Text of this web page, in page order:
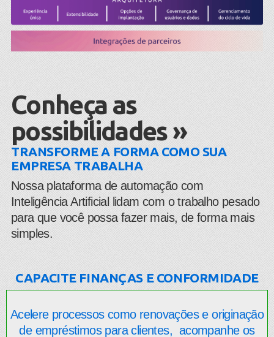
Conheça as
possibilidades »
TRANSFORME A FORMA COMO SUA
EMPRESA TRABALHA
​Nossa plataforma de automação com
Inteligência Artificial lidam com o trabalho pesado
para que você possa fazer mais, de forma mais
simples.
CAPACITE FINANÇAS E CONFORMIDADE
Acelere processos como renovações e originação
de empréstimos para clientes, acompanhe os